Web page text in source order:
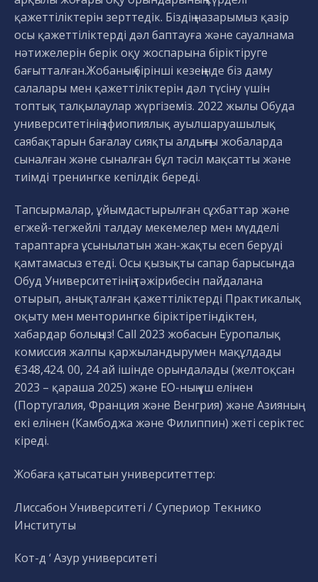
қажеттіліктерін зерттедік. Біздің назарымыз қазір
осы қажеттіліктерді дәл баптауға және сауалнама
нәтижелерін берік оқу жоспарына біріктіруге
бағытталған.Жобаның бірінші кезеңінде біз даму
салалары мен қажеттіліктерін дәл түсіну үшін
топтық талқылаулар жүргіземіз. 2022 жылы Обуда
университетінің эфиопиялық ауылшаруашылық
саябақтарын бағалау сияқты алдыңғы жобаларда
сыналған және сыналған бұл тәсіл мақсатты және
тиімді тренингке кепілдік береді.
Тапсырмалар, ұйымдастырылған сұхбаттар және
егжей-тегжейлі талдау мекемелер мен мүдделі
тараптарға ұсынылатын жан-жақты есеп беруді
қамтамасыз етеді. Осы қызықты сапар барысында
Обуд Университетінің тәжірибесін пайдалана
отырып, анықталған қажеттіліктерді Практикалық
оқыту мен менторингке біріктіретіндіктен,
хабардар болыңыз! Call 2023 жобасын Еуропалық
комиссия жалпы қаржыландырумен мақұлдады
€348,424. 00, 24 ай ішінде орындалады (желтоқсан
2023 – қараша 2025) және ЕО-ның үш елінен
(Португалия, Франция және Венгрия) және Азияның
екі елінен (Камбоджа және Филиппин) жеті серіктес
кіреді.
Жобаға қатысатын университеттер:
Лиссабон Университеті / Супериор Текнико
Институты
Кот-д ‘ Азур университеті